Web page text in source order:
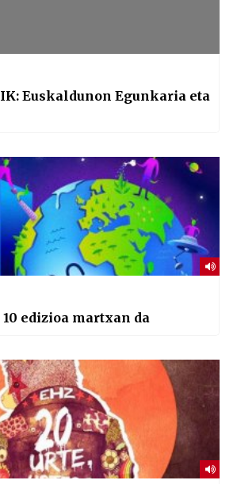
Euskaldunon Egunkaria eta
edizioa martxan da